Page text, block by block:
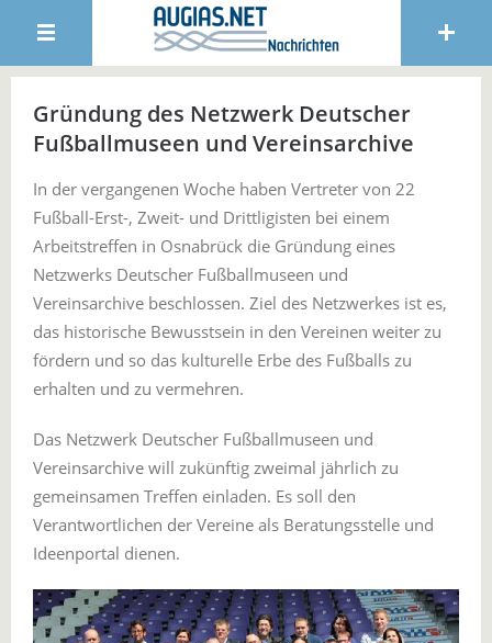
Gründung des Netzwerk Deutscher
Fußballmuseen und Vereinsarchive
In der vergangenen Woche haben Vertreter von 22
Fußball-Erst-, Zweit- und Drittligisten bei einem
Arbeitstreffen in Osnabrück die Gründung eines
Netzwerks Deutscher Fußballmuseen und
Vereinsarchive beschlossen. Ziel des Netzwerkes ist es,
das historische Bewusstsein in den Vereinen weiter zu
fördern und so das kulturelle Erbe des Fußballs zu
erhalten und zu vermehren.
Das Netzwerk Deutscher Fußballmuseen und
Vereinsarchive will zukünftig zweimal jährlich zu
gemeinsamen Treffen einladen. Es soll den
Verantwortlichen der Vereine als Beratungsstelle und
Ideenportal dienen.